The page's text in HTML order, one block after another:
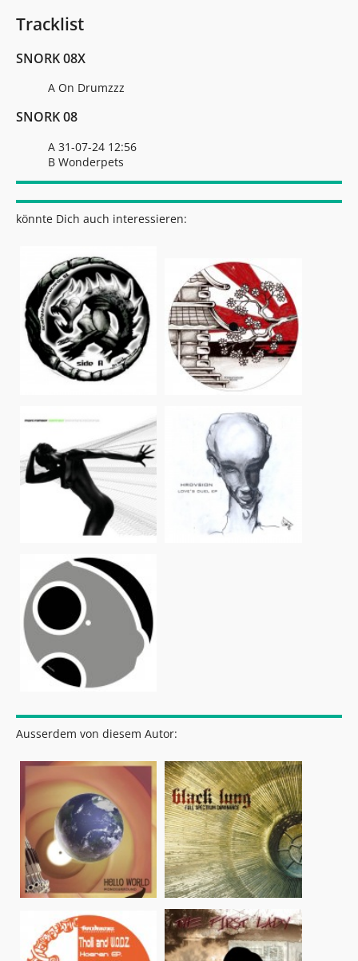
Tracklist
SNORK 08X
A On Drumzzz
SNORK 08
A 31-07-24 12:56
B Wonderpets
könnte Dich auch interessieren:
Ausserdem von diesem Autor: